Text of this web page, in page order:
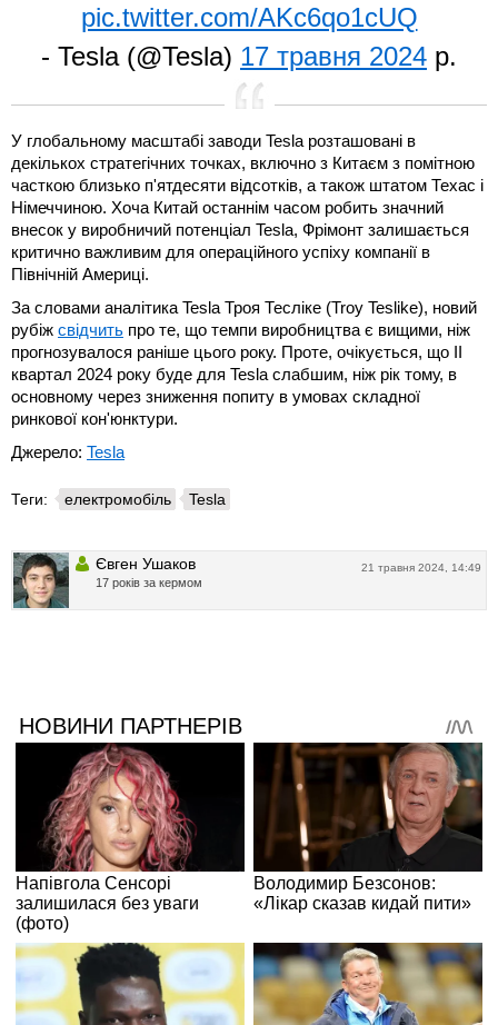
pic.twitter.com/AKc6qo1cUQ
- Tesla (@Tesla) 17 травня 2024 р.
У глобальному масштабі заводи Tesla розташовані в
декількох стратегічних точках, включно з Китаєм з помітною
часткою близько п'ятдесяти відсотків, а також штатом Техас і
Німеччиною. Хоча Китай останнім часом робить значний
внесок у виробничий потенціал Tesla, Фрімонт залишається
критично важливим для операційного успіху компанії в
Північній Америці.
За словами аналітика Tesla Троя Тесліке (Troy Teslike), новий
рубіж свідчить про те, що темпи виробництва є вищими, ніж
прогнозувалося раніше цього року. Проте, очікується, що II
квартал 2024 року буде для Tesla слабшим, ніж рік тому, в
основному через зниження попиту в умовах складної
ринкової кон'юнктури.
Джерело: Tesla
Теги: електромобіль Tesla
21 травня 2024, 14:49
Євген Ушаков
17 років за кермом